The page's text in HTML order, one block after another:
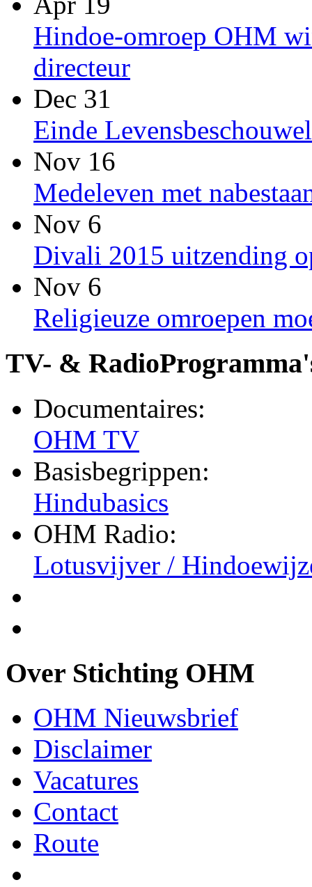
Hindoe-omroep OHM
directeur
Dec 31
Einde
Nov 16
Medeleven met
Nov 6
Divali 2015 uitzending
Nov 6
Religieuze omroepen
TV- &
Documentaires:
OHM TV
Basisbegrippen:
Hindubasics
OHM Radio:
Lotusvijver /
Over Stichting OHM
OHM Nieuwsbrief
Disclaimer
Vacatures
Contact
Route